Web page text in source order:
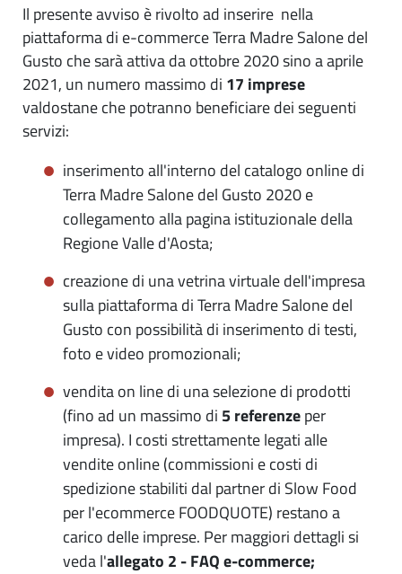
Il presente avviso è rivolto ad inserire nella
piattaforma di e-commerce Terra Madre Salone del
Gusto che sarà attiva da ottobre 2020 sino a aprile
2021, un numero massimo di 17 imprese
valdostane che potranno beneficiare dei seguenti
servizi:
inserimento all'interno del catalogo online di
Terra Madre Salone del Gusto 2020 e
collegamento alla pagina istituzionale della
Regione Valle d'Aosta;
creazione di una vetrina virtuale dell'impresa
sulla piattaforma di Terra Madre Salone del
Gusto con possibilità di inserimento di testi,
foto e video promozionali;
vendita on line di una selezione di prodotti
(fino ad un massimo di 5 referenzeper
impresa). I costi strettamente legati alle
vendite online (commissioni e costi di
spedizione stabiliti dal partner di Slow Food
per l'ecommerce FOODQUOTE) restano a
carico delle imprese. Per maggiori dettagli si
veda l'allegato 2 - FAQ e-commerce;